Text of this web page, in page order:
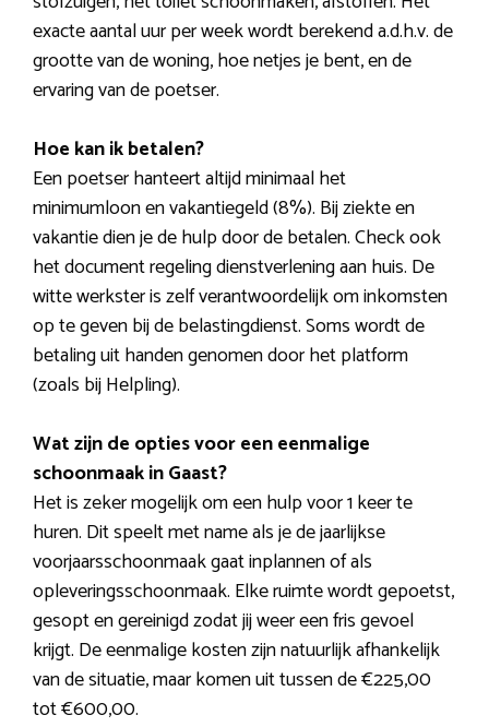
exacte aantal uur per week wordt berekend a.d.h.v. de
grootte van de woning, hoe netjes je bent, en de
ervaring van de poetser.
Hoe kan ik betalen?
Een poetser hanteert altijd minimaal het
minimumloon en vakantiegeld (8%). Bij ziekte en
vakantie dien je de hulp door de betalen. Check ook
het document regeling dienstverlening aan huis. De
witte werkster is zelf verantwoordelijk om inkomsten
op te geven bij de belastingdienst. Soms wordt de
betaling uit handen genomen door het platform
(zoals bij Helpling).
Wat zijn de opties voor een eenmalige
schoonmaak in Gaast?
Het is zeker mogelijk om een hulp voor 1 keer te
huren. Dit speelt met name als je de jaarlijkse
voorjaarsschoonmaak gaat inplannen of als
opleveringsschoonmaak. Elke ruimte wordt gepoetst,
gesopt en gereinigd zodat jij weer een fris gevoel
krijgt. De eenmalige kosten zijn natuurlijk afhankelijk
van de situatie, maar komen uit tussen de €225,00
tot €600,00.